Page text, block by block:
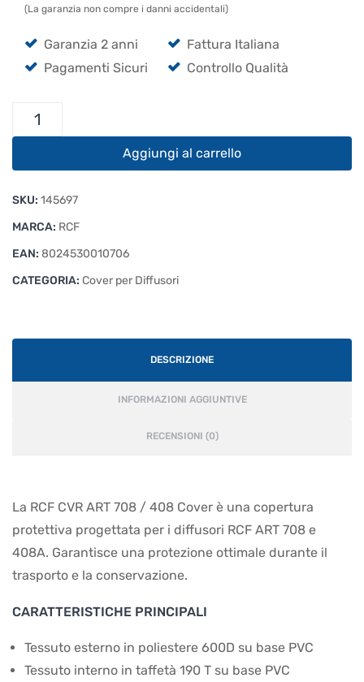
(La garanzia non compre i danni accidentali)
Garanzia 2 anni
Fattura Italiana
Pagamenti Sicuri
Controllo Qualità
708
408
Cover
Aggiungi al carrello
SKU: 145697
MARCA: RCF
EAN: 8024530010706
CATEGORIA: Cover per Diffusori
DESCRIZIONE
INFORMAZIONI AGGIUNTIVE
RECENSIONI (0)
La RCF CVR ART 708 / 408 Cover è una copertura
protettiva progettata per i diffusori RCF ART 708 e
408A. Garantisce una protezione ottimale durante il
trasporto e la conservazione.
CARATTERISTICHE PRINCIPALI
Tessuto esterno in poliestere 600D su base PVC
Tessuto interno in taffetà 190 T su base PVC